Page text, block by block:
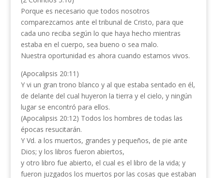
Porque es necesario que todos nosotros
comparezcamos ante el tribunal de Cristo, para que
cada uno reciba según lo que haya hecho mientras
estaba en el cuerpo, sea bueno o sea malo.
Nuestra oportunidad es ahora cuando estamos vivos.
(Apocalipsis 20:11)
Y vi un gran trono blanco y al que estaba sentado en él,
de delante del cual huyeron la tierra y el cielo, y ningún
lugar se encontró para ellos.
(Apocalipsis 20:12) Todos los hombres de todas las
épocas resucitarán.
Y Vd. a los muertos, grandes y pequeños, de pie ante
Dios; y los libros fueron abiertos,
y otro libro fue abierto, el cual es el libro de la vida; y
fueron juzgados los muertos por las cosas que estaban